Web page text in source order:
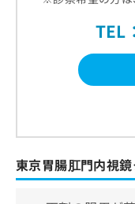
TEL
東京胃腸肛門内視